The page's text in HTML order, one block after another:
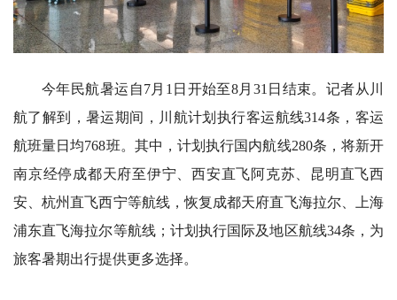
今年民航暑运自7月1日开始至8月31日结束。记者从川
航了解到，暑运期间，川航计划执行客运航线314条，客运
航班量日均768班。其中，计划执行国内航线280条，将新开
南京经停成都天府至伊宁、西安直飞阿克苏、昆明直飞西
安、杭州直飞西宁等航线，恢复成都天府直飞海拉尔、上海
浦东直飞海拉尔等航线；计划执行国际及地区航线34条，为
旅客暑期出行提供更多选择。